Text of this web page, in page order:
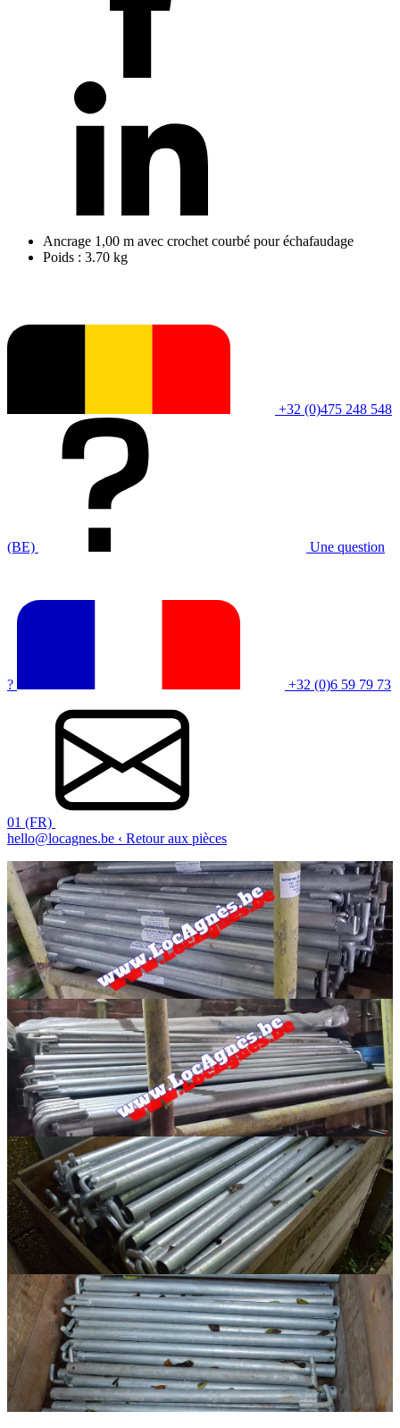
Ancrage 1,00 m avec crochet courbé pour échafaudage
Poids : 3.70 kg
+32 (0)475 248 548
(BE) Une question
? +32 (0)6 59 79 73
01 (FR)
hello@locagnes.be ‹ Retour aux pièces